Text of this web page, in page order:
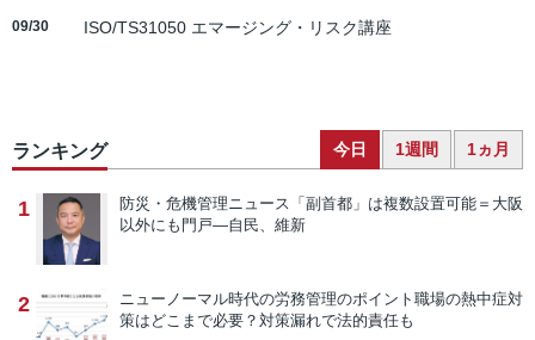
09/30 ISO/TS31050 エマージング・リスク講座
ランキング 今日 1週間 1ヵ月
1 防災・危機管理ニュース 「副首都」は複数設置可能＝大阪
以外にも門戸―自民、維新
2 ニューノーマル時代の労務管理のポイント 職場の熱中症対
策はどこまで必要？対策漏れで法的責任も